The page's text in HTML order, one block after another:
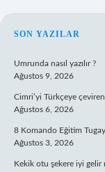
SON YAZILAR
Umrunda nasıl yazılır ?
Ağustos 9, 2026
Cimri’yi Türkçeye
Ağustos 6, 2026
8 Komando Eğitim
Ağustos 3, 2026
Kekik otu şekere iyi gelir